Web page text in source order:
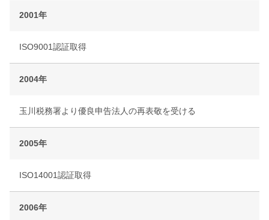
2001年
ISO9001認証取得
2004年
玉川税務署より優良申告法人の再表敬を受ける
2005年
ISO14001認証取得
2006年